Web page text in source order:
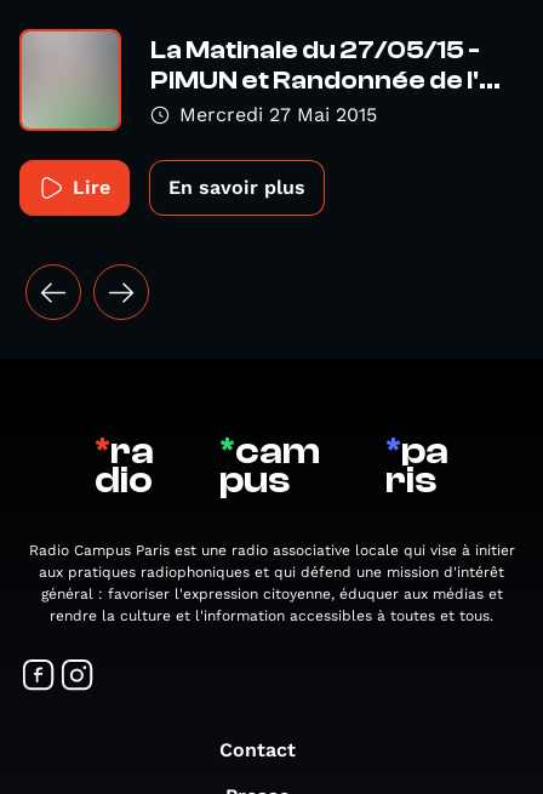
La Matinale du 27/05/15 -
PIMUN et Randonnée de l'...
Mercredi 27 Mai 2015
Lire En savoir plus
*ra
dio
*cam
pus
*pa
ris
Radio Campus Paris est une radio associative locale qui vise à initier
aux pratiques radiophoniques et qui défend une mission d'intérêt
général : favoriser l'expression citoyenne, éduquer aux médias et
rendre la culture et l'information accessibles à toutes et tous.
Contact